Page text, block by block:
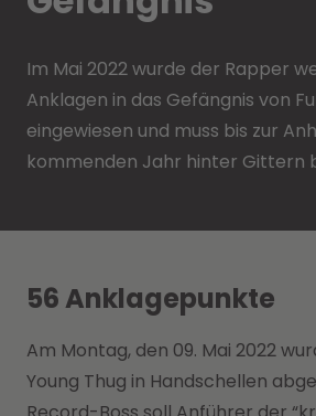
Im Mai 2022 wurde der Rapper
Anklagen in das Gefängnis von
eingewiesen und muss bis zur
kommenden Jahr hinter Gittern
56 Anklagepunkte
Am Montag, den 09. Mai 2022
Young Thug in Handschellen